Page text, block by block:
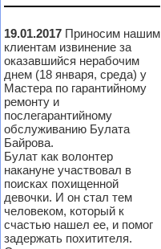
19.01.2017 Приносим нашим
клиентам извинение за
оказавшийся нерабочим
днем (18 января, среда) у
Мастера по гарантийному
ремонту и
послегарантийному
обслуживанию Булата
Байрова.
Булат как волонтер
накануне участвовал в
поисках похищенной
девочки. И он стал тем
человеком, который к
счастью нашел ее, и помог
задержать похитителя.